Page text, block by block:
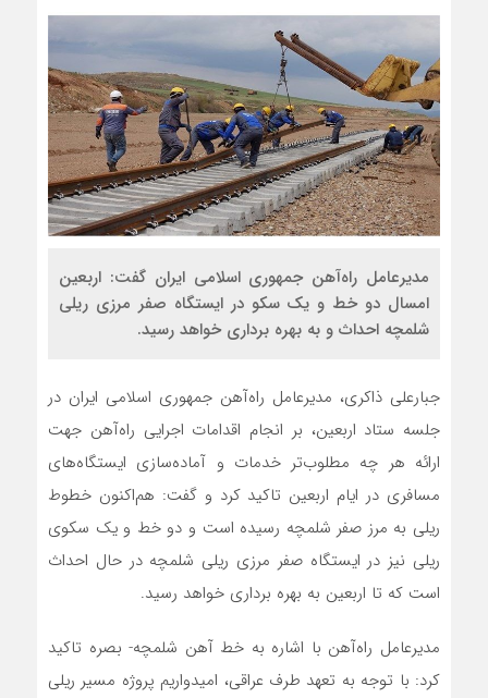
مدیرعامل راه‌آهن جمهوری اسلامی ایران گفت: اربعین
امسال دو خط و یک سکو در ایستگاه صفر مرزی ریلی
شلمچه احداث و به بهره برداری خواهد رسید.
جبارعلی ذاکری، مدیرعامل راه‌آهن جمهوری اسلامی ایران در
جلسه ستاد اربعین، بر انجام اقدامات اجرایی راه‌آهن جهت
ارائه هر چه مطلوب‌تر خدمات و آماده‌سازی ایستگاه‌های
مسافری در ایام اربعین تاکید کرد و گفت: هم‌اکنون خطوط
ریلی به مرز صفر شلمچه رسیده است و دو خط و یک سکوی
ریلی نیز در ایستگاه صفر مرزی ریلی شلمچه در حال احداث
است که تا اربعین به بهره برداری خواهد رسید.
مدیرعامل راه‌آهن با اشاره به خط آهن شلمچه- بصره تاکید
کرد: با توجه به تعهد طرف عراقی، امیدواریم پروژه مسیر ریلی